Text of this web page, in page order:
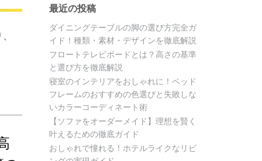
最近の投稿
ダイニングテーブルの脚の選び方完全ガ
イド！種類・素材・デザインを徹底解説
フロートテレビボードとは？高さの基準
と選び方を徹底解説
寝室のインテリアをおしゃれに！ベッド
フレームのおすすめの色選びと失敗しな
いカラーコーディネート術
【ソファをオーダーメイド】理想を賢く
叶えるための徹底ガイド
おしゃれで憧れる！ホテルライクなリビ